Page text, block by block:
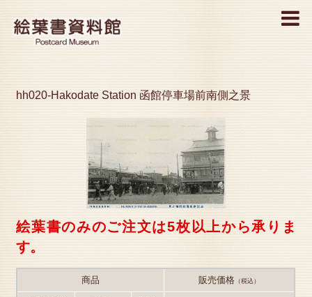
MENU
hh020-Hakodate Station 函館停車場前南側之景
絵葉書のみのご注文は5枚以上から承りま
す。
商品 販売価格 （税込）